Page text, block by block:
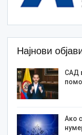
Најнови
САД
Ако